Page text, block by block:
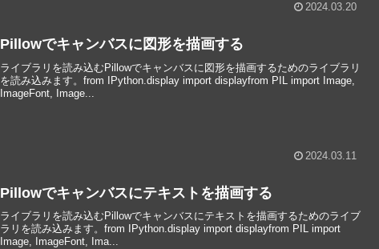
2024.03.20
Pillowでキャンバスに図形を描画する
ライブラリを読み込むPillowでキャンバスに図形を描画するためのライブラリ
を読み込みます。from IPython.display import displayfrom PIL import Image,
ImageFont, Image...
2024.03.11
Pillowでキャンバスにテキストを描画する
ライブラリを読み込むPillowでキャンバスにテキストを描画するためのライブ
ラリを読み込みます。from IPython.display import displayfrom PIL import
Image, ImageFont, Ima...